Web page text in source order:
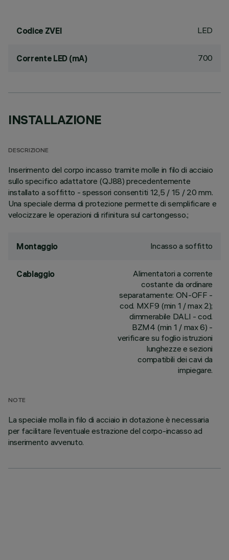
Codice ZVEI LED
Corrente LED (mA) 700
INSTALLAZIONE
DESCRIZIONE
Inserimento del corpo incasso tramite molle in filo di acciaio
sullo specifico adattatore (QJ88) precedentemente
installato a soffitto - spessori consentiti 12,5 / 15 / 20 mm.
Una speciale derma di protezione permette di semplificare e
velocizzare le operazioni di rifinitura sul cartongesso.;
Montaggio Incasso a soffitto
Cablaggio
Alimentatori a corrente
costante da ordinare
separatamente: ON-OFF -
cod. MXF9 (min 1 / max 2);
dimmerabile DALI - cod.
BZM4 (min 1 / max 6) -
verificare su foglio istruzioni
lunghezze e sezioni
compatibili dei cavi da
impiegare.
NOTE
La speciale molla in filo di acciaio in dotazione è necessaria
per facilitare l’eventuale estrazione del corpo-incasso ad
inserimento avvenuto.